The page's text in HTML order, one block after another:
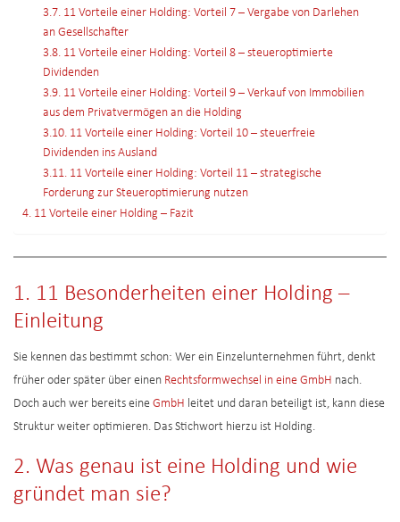
3.7. 11 Vorteile einer Holding: Vorteil 7 – Vergabe von Darlehen
an Gesellschafter
3.8. 11 Vorteile einer Holding: Vorteil 8 – steueroptimierte
Dividenden
3.9. 11 Vorteile einer Holding: Vorteil 9 – Verkauf von Immobilien
aus dem Privatvermögen an die Holding
3.10. 11 Vorteile einer Holding: Vorteil 10 – steuerfreie
Dividenden ins Ausland
3.11. 11 Vorteile einer Holding: Vorteil 11 – strategische
Forderung zur Steueroptimierung nutzen
4. 11 Vorteile einer Holding – Fazit
1. 11 Besonderheiten einer Holding –
Einleitung
Sie kennen das bestimmt schon: Wer ein Einzelunternehmen führt, denkt
früher oder später über einen Rechtsformwechsel in eine GmbH nach.
Doch auch wer bereits eine GmbH leitet und daran beteiligt ist, kann diese
Struktur weiter optimieren. Das Stichwort hierzu ist Holding.
2. Was genau ist eine Holding und wie
gründet man sie?